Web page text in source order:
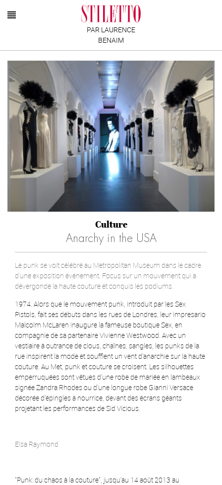
PAR LAURENCE
BENAIM
Culture
Anarchy in the USA
Le punk se voit célébré au Metropolitan Museum dans le cadre
d’une exposition événement. Focus sur un mouvement qui a
dévergondé la haute couture et conquis les podiums.
1974. Alors que le mouvement punk, introduit par les Sex
Pistols, fait ses débuts dans les rues de Londres, leur impresario
Malcolm McLaren inaugure la fameuse boutique Sex, en
compagnie de sa partenaire Vivienne Westwood. Avec un
vestiaire à outrance de clous, chaînes, sangles, les punks de la
rue inspirent la mode et soufflent un vent d’anarchie sur la haute
couture. Au Met, punk et couture se croisent. Les silhouettes
emperruquées sont vêtues d’une robe de mariée en lambeaux
signée Zandra Rhodes ou d’une longue robe Gianni Versace
décorée d’épingles à nourrice, devant des écrans géants
projetant les performances de Sid Vicious.
Elsa Raymond
"Punk: du chaos à la couture", jusqu’au 14 août 2013 au